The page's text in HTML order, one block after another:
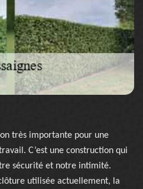
très importante pour une
C’est une construction qui
sécurité et notre intimité.
utilisée actuellement, la